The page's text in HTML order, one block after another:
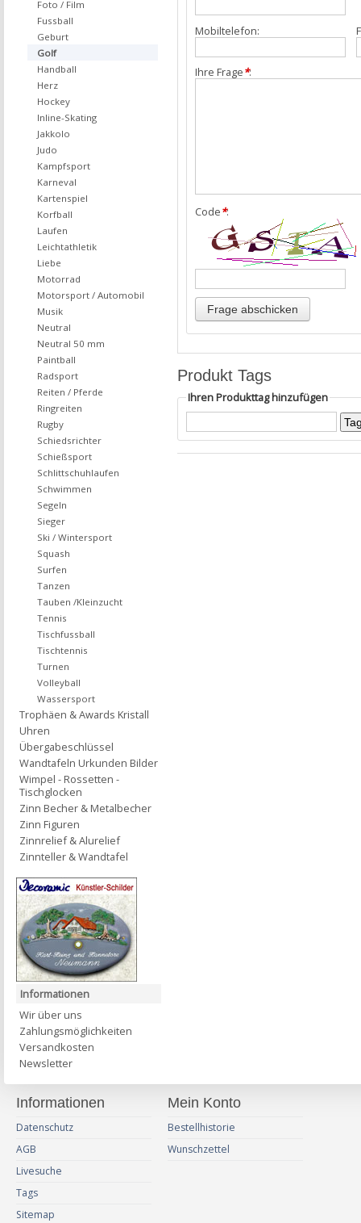
Mobiltelefon:
Ihre Frage*:
Code*:
Produkt Tags
Ihren Produkttag hinzufügen
Foto / Film
Fussball
Geburt
Golf
Handball
Herz
Hockey
Inline-Skating
Jakkolo
Judo
Kampfsport
Karneval
Kartenspiel
Korfball
Laufen
Leichtathletik
Liebe
Motorrad
Motorsport / Automobil
Musik
Neutral
Neutral 50 mm
Paintball
Radsport
Reiten / Pferde
Ringreiten
Rugby
Schiedsrichter
Schießsport
Schlittschuhlaufen
Schwimmen
Segeln
Sieger
Ski / Wintersport
Squash
Surfen
Tanzen
Tauben /Kleinzucht
Tennis
Tischfussball
Tischtennis
Turnen
Volleyball
Wassersport
Trophäen & Awards Kristall
Uhren
Übergabeschlüssel
Wandtafeln Urkunden Bilder
Wimpel - Rossetten -
Tischglocken
Zinn Becher & Metalbecher
Zinn Figuren
Zinnrelief & Alurelief
Zinnteller & Wandtafel
Informationen
Wir über uns
Zahlungsmöglichkeiten
Versandkosten
Newsletter
Informationen
Datenschutz
AGB
Livesuche
Tags
Sitemap
Mein Konto
Bestellhistorie
Wunschzettel